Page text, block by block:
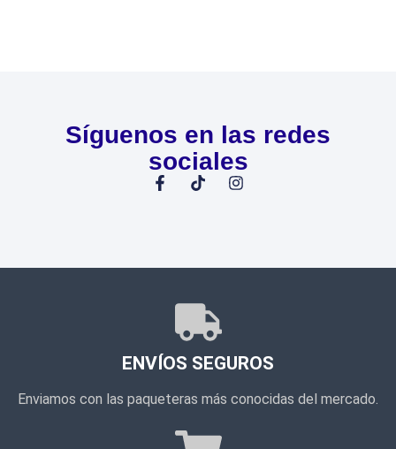
Síguenos en las redes
sociales
ENVÍOS SEGUROS
Enviamos con las paqueteras más conocidas del mercado.